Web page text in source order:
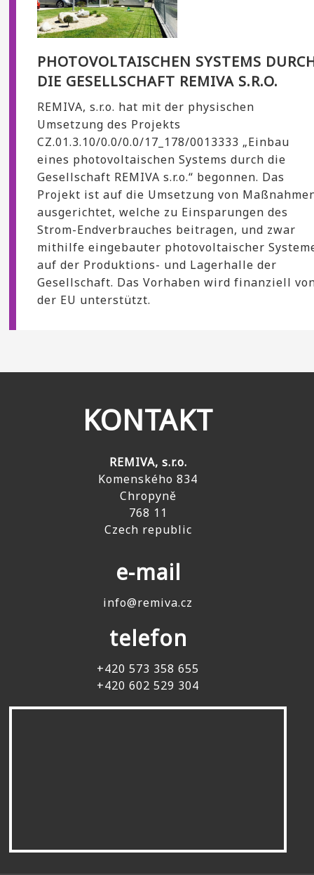
PHOTOVOLTAISCHEN SYSTEMS
DIE GESELLSCHAFT REMIVA S.R.O.
REMIVA, s.r.o. hat mit der physischen
Umsetzung des Projekts
CZ.01.3.10/0.0/0.0/17_178/0013333 „Einbau
eines photovoltaischen Systems durch die
Gesellschaft REMIVA s.r.o.“ begonnen. Das
Projekt ist auf die Umsetzung von
ausgerichtet, welche zu Einsparungen des
Strom-Endverbrauches beitragen, und zwar
mithilfe eingebauter photovoltaischer
auf der Produktions- und Lagerhalle der
Gesellschaft. Das Vorhaben wird finanziell
der EU unterstützt.
KONTAKT
REMIVA, s.r.o.
Komenského 834
Chropyně
768 11
Czech republic
e-mail
info@remiva.cz
telefon
+420 573 358 655
+420 602 529 304